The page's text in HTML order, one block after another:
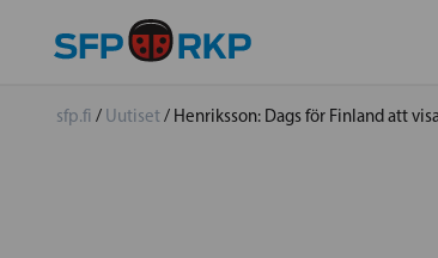
sfp.fi / Uutiset/ Henriksson: Dags för Finland att